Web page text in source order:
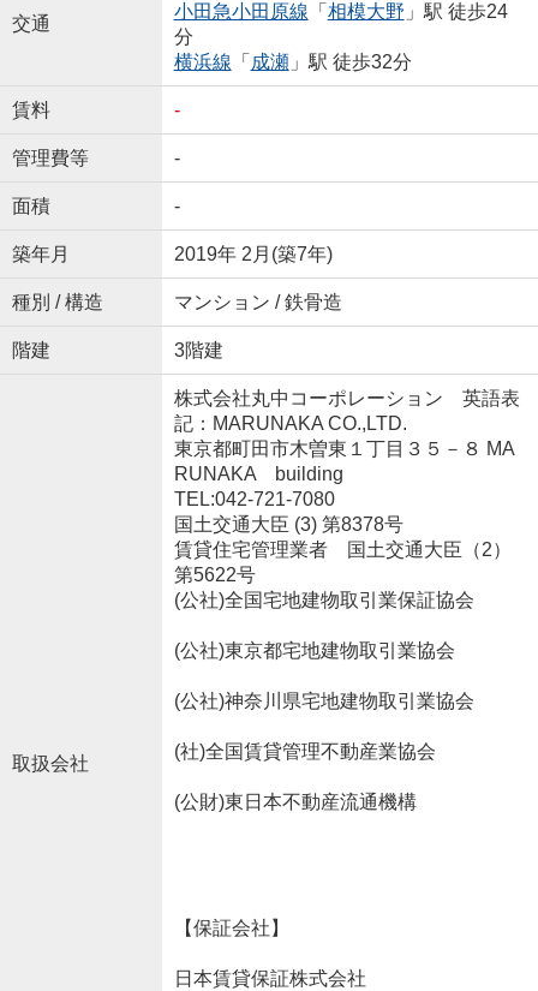
交通
小田急小田原線 「 相模大野 」駅 徒歩24
分
横浜線 「 成瀬 」駅 徒歩32分
賃料 -
管理費等 -
面積 -
築年月 2019年 2月(築7年)
種別 / 構造 マンション / 鉄骨造
階建 3階建
取扱会社
株式会社丸中コーポレーション 英語表
記：MARUNAKA CO.,LTD.
東京都町田市木曽東１丁目３５－８ MA
RUNAKA building
TEL:042-721-7080
国土交通大臣 (3) 第8378号
賃貸住宅管理業者 国土交通大臣（2）
第5622号
(公社)全国宅地建物取引業保証協会
(公社)東京都宅地建物取引業協会
(公社)神奈川県宅地建物取引業協会
(社)全国賃貸管理不動産業協会
(公財)東日本不動産流通機構
【保証会社】
日本賃貸保証株式会社